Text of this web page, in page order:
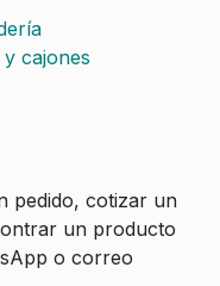
cajones
pedido, cotizar un
un producto
o correo